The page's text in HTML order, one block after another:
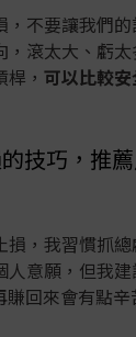
，不要讓我們
滾太大、虧
， 可以比較
技巧，推
，我習慣抓總
人意願，但我
回來會有點辛